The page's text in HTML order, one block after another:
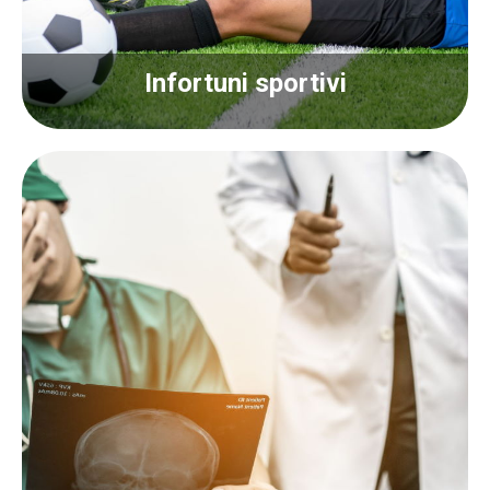
Infortuni sportivi
Infortuni sportivi